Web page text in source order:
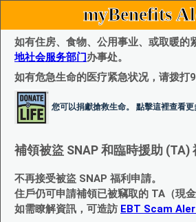
myBenefits
如有住房、食物、公用事业、或取暖的
地社会服务部门办事处。
如有危急生命的医疗紧急状况，请拨打
您可以捐獻搶救生命。 點擊這裡查看更
補領被盜 SNAP 和臨時援助 (TA)
不再接受被盜 SNAP 福利申請。
住戶仍可申請補領已被竊取的 TA（現金
如需瞭解資訊，可造訪 EBT Scam